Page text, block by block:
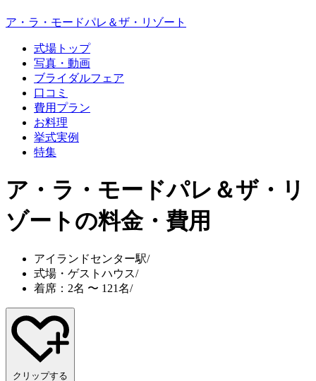
ア・ラ・モードパレ＆ザ・リゾート
式場トップ
写真・動画
ブライダルフェア
口コミ
費用プラン
お料理
挙式実例
特集
ア・ラ・モードパレ＆ザ・リ
ゾート の料金・費用
アイランドセンター駅/
式場・ゲストハウス/
着席：2名 〜 121名/
クリップする